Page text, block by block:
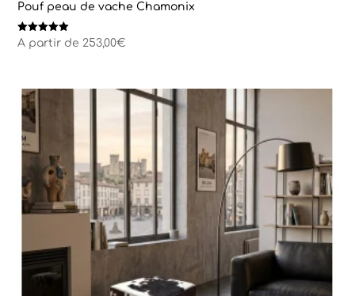
Pouf peau de vache Chamonix
Note
5.00
A partir de 253,00€